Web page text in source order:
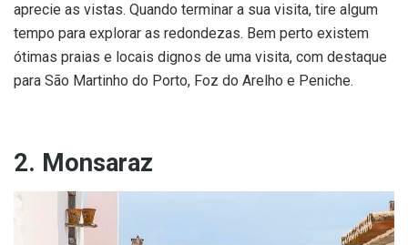
aprecie as vistas. Quando terminar a sua visita, tire algum
tempo para explorar as redondezas. Bem perto existem
ótimas praias e locais dignos de uma visita, com destaque
para São Martinho do Porto, Foz do Arelho e Peniche.
2. Monsaraz